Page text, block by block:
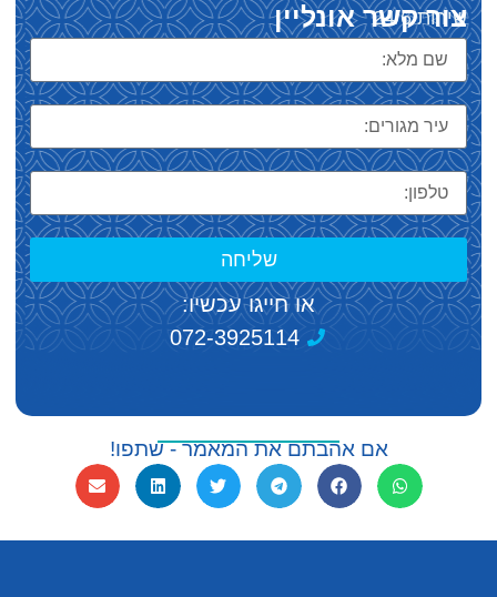
שירות 24/6
צור קשר אונליין
שליחה
או חייגו עכשיו:
072-3925114
אם אהבתם את המאמר - שתפו!